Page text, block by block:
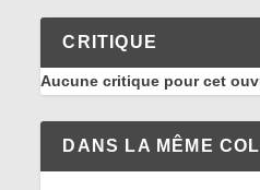
CRITIQUE
Aucune critique pour cet
DANS LA MÊME